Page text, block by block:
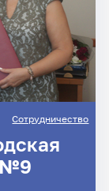
Сотрудничество
№9